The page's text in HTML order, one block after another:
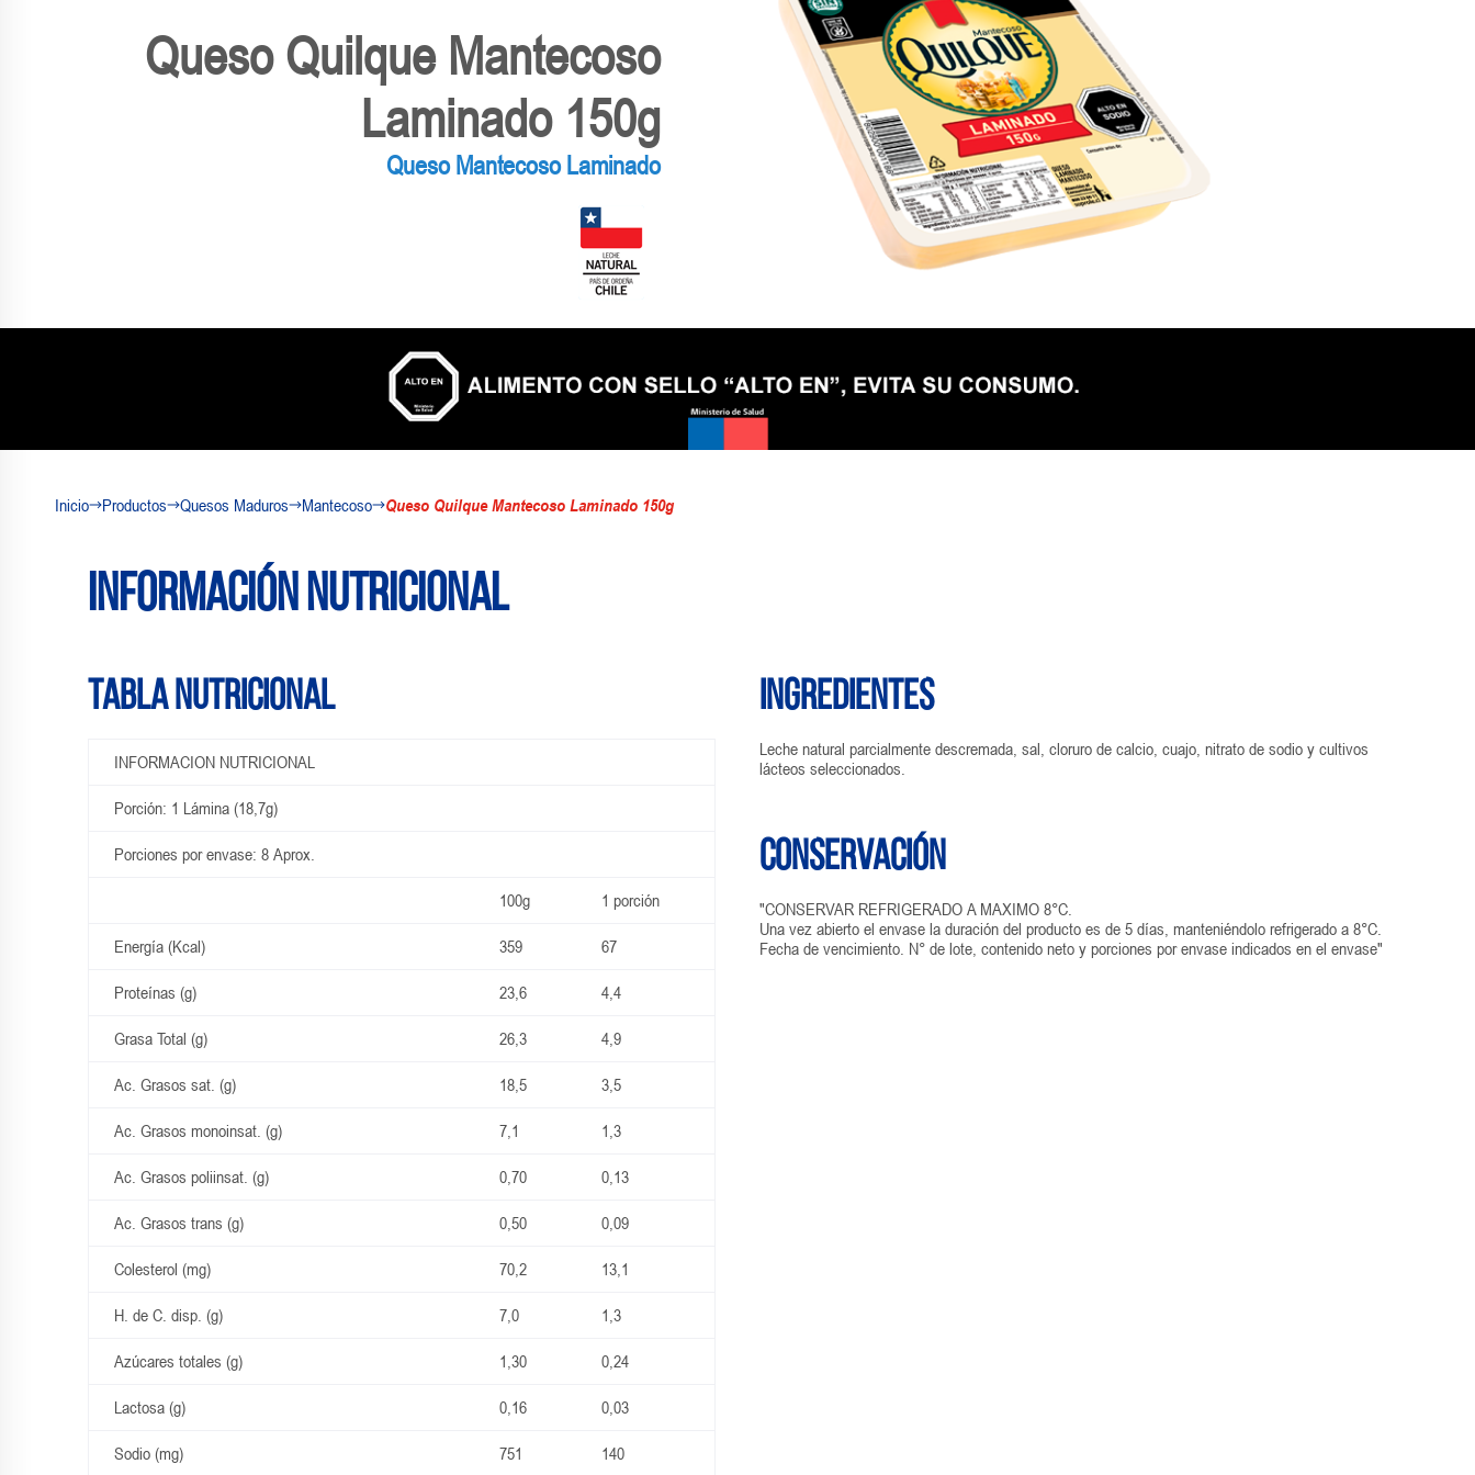
Queso Quilque Mantecoso
Laminado 150g
Queso Mantecoso Laminado
Inicio Productos Quesos Maduros Mantecoso Queso Quilque Mantecoso Laminado 150g
Información nutricional
Tabla Nutricional
INFORMACION NUTRICIONAL
Porción: 1 Lámina (18,7g)
Porciones por envase: 8 Aprox.
100g 1 porción
Energía (Kcal) 359 67
Proteínas (g) 23,6 4,4
Grasa Total (g) 26,3 4,9
Ac. Grasos sat. (g) 18,5 3,5
Ac. Grasos monoinsat. (g) 7,1 1,3
Ac. Grasos poliinsat. (g) 0,70 0,13
Ac. Grasos trans (g) 0,50 0,09
Colesterol (mg) 70,2 13,1
H. de C. disp. (g) 7,0 1,3
Azúcares totales (g) 1,30 0,24
Lactosa (g) 0,16 0,03
Sodio (mg) 751 140
Ingredientes
Leche natural parcialmente descremada, sal, cloruro de calcio, cuajo, nitrato de sodio y cultivos
lácteos seleccionados.
Conservación
"CONSERVAR REFRIGERADO A MAXIMO 8°C.
Una vez abierto el envase la duración del producto es de 5 días, manteniéndolo refrigerado a 8°C.
Fecha de vencimiento. N° de lote, contenido neto y porciones por envase indicados en el envase"